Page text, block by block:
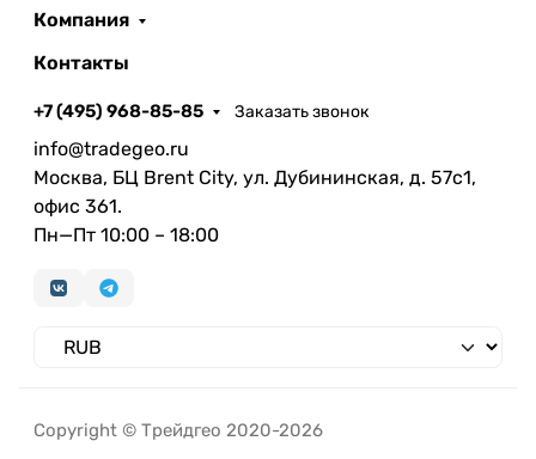
Компания
Контакты
+7 (495) 968-85-85 Заказать звонок
info@tradegeo.ru
Москва, БЦ Brent City, ул. Дубининская, д. 57с1,
офис 361.
Пн—Пт 10:00 – 18:00
Copyright © Трейдгео 2020-2026